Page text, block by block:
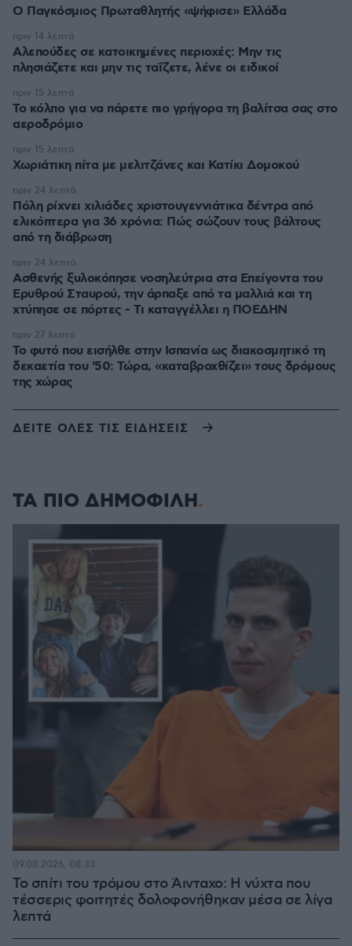
Ο Παγκόσμιος Πρωταθλητής «ψήφισε» Ελλάδα
Αλεπούδες σε κατοικημένες περιοχές: Μην τις
πλησιάζετε και μην τις ταΐζετε, λένε οι ειδικοί
πριν 14 λεπτά
Το κόλπο για να πάρετε πιο γρήγορα τη βαλίτσα σας στο
αεροδρόμιο
πριν 15 λεπτά
Χωριάτικη πίτα με μελιτζάνες και Κατίκι Δομοκού
πριν 15 λεπτά
Πόλη ρίχνει χιλιάδες χριστουγεννιάτικα δέντρα από
ελικόπτερα για 36 χρόνια: Πώς σώζουν τους βάλτους
από τη διάβρωση
πριν 24 λεπτά
Ασθενής ξυλοκόπησε νοσηλεύτρια στα Επείγοντα του
Ερυθρού Σταυρού, την άρπαξε από τα μαλλιά και τη
χτύπησε σε πόρτες - Τι καταγγέλλει η ΠΟΕΔΗΝ
πριν 24 λεπτά
Το φυτό που εισήλθε στην Ισπανία ως διακοσμητικό τη
δεκαετία του '50: Τώρα, «καταβροχθίζει» τους δρόμους
της χώρας
πριν 27 λεπτά
ΔΕΙΤΕ ΟΛΕΣ ΤΙΣ ΕΙΔΗΣΕΙΣ
ΤΑ ΠΙΟ ΔΗΜΟΦΙΛΗ
Το σπίτι του τρόμου στο Άινταχο: Η νύχτα που
τέσσερις φοιτητές δολοφονήθηκαν μέσα σε λίγα
λεπτά
09.08.2026, 08:33